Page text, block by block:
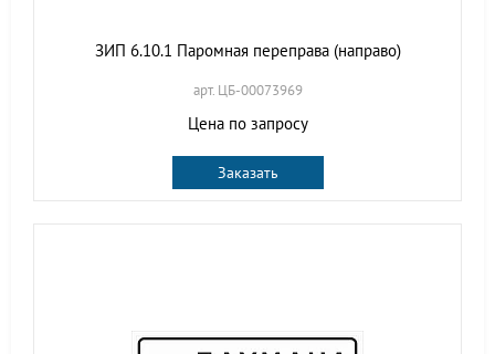
ЗИП 6.10.1 Паромная переправа (направо)
арт. ЦБ-00073969
Цена по запросу
Заказать